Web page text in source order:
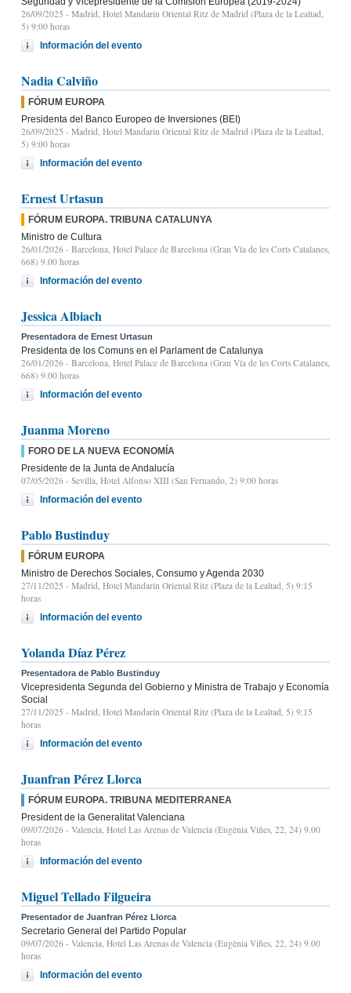
26/09/2025 - Madrid, Hotel Mandarin Oriental Ritz de Madrid (Plaza de la Lealtad,
5) 9:00 horas
Información del evento
Nadia Calviño
FÓRUM EUROPA
Presidenta del Banco Europeo de Inversiones (BEI)
26/09/2025 - Madrid, Hotel Mandarin Oriental Ritz de Madrid (Plaza de la Lealtad,
5) 9:00 horas
Información del evento
Ernest Urtasun
FÓRUM EUROPA. TRIBUNA CATALUNYA
Ministro de Cultura
26/01/2026 - Barcelona, Hotel Palace de Barcelona (Gran Vía de les Corts Catalanes,
668) 9.00 horas
Información del evento
Jessica Albiach
Presentadora de Ernest Urtasun
Presidenta de los Comuns en el Parlament de Catalunya
26/01/2026 - Barcelona, Hotel Palace de Barcelona (Gran Vía de les Corts Catalanes,
668) 9.00 horas
Información del evento
Juanma Moreno
FORO DE LA NUEVA ECONOMÍA
Presidente de la Junta de Andalucía
07/05/2026 - Sevilla, Hotel Alfonso XIII (San Fernando, 2) 9:00 horas
Información del evento
Pablo Bustinduy
FÓRUM EUROPA
Ministro de Derechos Sociales, Consumo y Agenda 2030
27/11/2025 - Madrid, Hotel Mandarin Oriental Ritz (Plaza de la Lealtad, 5) 9:15
horas
Información del evento
Yolanda Díaz Pérez
Presentadora de Pablo Bustinduy
Vicepresidenta Segunda del Gobierno y Ministra de Trabajo y Economía
Social
27/11/2025 - Madrid, Hotel Mandarin Oriental Ritz (Plaza de la Lealtad, 5) 9:15
horas
Información del evento
Juanfran Pérez Llorca
FÓRUM EUROPA. TRIBUNA MEDITERRANEA
President de la Generalitat Valenciana
09/07/2026 - Valencia, Hotel Las Arenas de Valencia (Eugènia Viñes, 22, 24) 9.00
horas
Información del evento
Miguel Tellado Filgueira
Presentador de Juanfran Pérez Llorca
Secretario General del Partido Popular
09/07/2026 - Valencia, Hotel Las Arenas de Valencia (Eugènia Viñes, 22, 24) 9.00
horas
Información del evento